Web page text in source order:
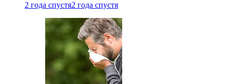
2 года спустя2 года спустя